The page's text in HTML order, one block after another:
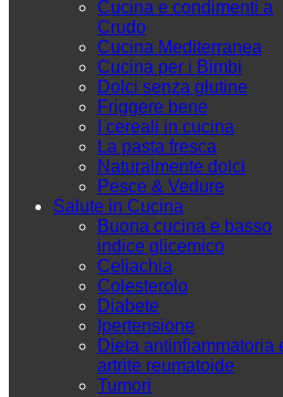
Cucina e condimenti a
Crudo
Cucina Mediterranea
Cucina per i Bimbi
Dolci senza glutine
Friggere bene
I cereali in cucina
La pasta fresca
Naturalmente dolci
Pesce & Vedure
Salute in Cucina
Buona cucina e basso
indice glicemico
Celiachia
Colesterolo
Diabete
Ipertensione
Dieta antinfiammatoria
artrite reumatoide
Tumori